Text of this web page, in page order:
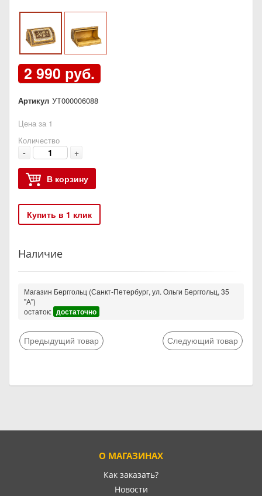
2 990 руб.
Артикул УТ000006088
Цена за 1
Количество
- +
В корзину
Купить в 1 клик
Наличие
Магазин Берггольц (Санкт-Петербург, ул. Ольги Берггольц, 35
"А")
остаток: достаточно
Предыдущий товар Следующий товар
О МАГАЗИНАХ
Как заказать?
Новости